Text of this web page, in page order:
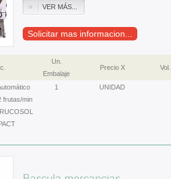
VER MÁS...
Solicitar mas informacion...
Un.
Embalaje
Precio X Vol.
frutas/min
1 UNIDAD